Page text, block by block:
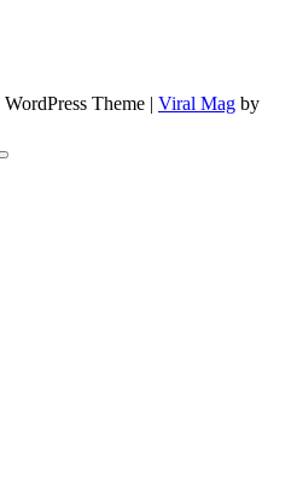
WordPress Theme | Viral Mag by